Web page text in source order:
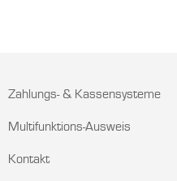
Zahlungs- & Kassensysteme
Multifunktions-Ausweis
Kontakt